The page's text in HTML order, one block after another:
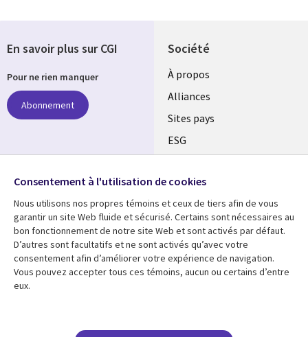
Société
À propos
Alliances
Sites pays
ESG
Fusions
Salle de presse
Ressources
Articles
Support
En savoir plus sur CGI
Pour ne rien manquer
Abonnement
Suivez-nous
Social
Media
Global
FR
Consentement à l'utilisation de cookies
Nous utilisons nos propres témoins et ceux de tiers afin de vous
garantir un site Web fluide et sécurisé. Certains sont nécessaires au
bon fonctionnement de notre site Web et sont activés par défaut.
D’autres sont facultatifs et ne sont activés qu’avec votre
consentement afin d’améliorer votre expérience de navigation.
Vous pouvez accepter tous ces témoins, aucun ou certains d’entre
eux.